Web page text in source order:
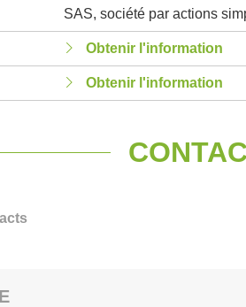
SAS, société par actions
Obtenir l'information
Obtenir l'information